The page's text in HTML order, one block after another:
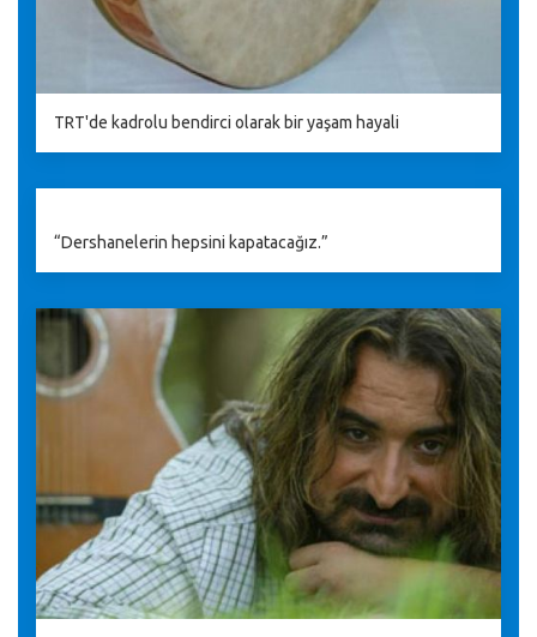
TRT'de kadrolu bendirci olarak bir yaşam hayali
“Dershanelerin hepsini kapatacağız.”